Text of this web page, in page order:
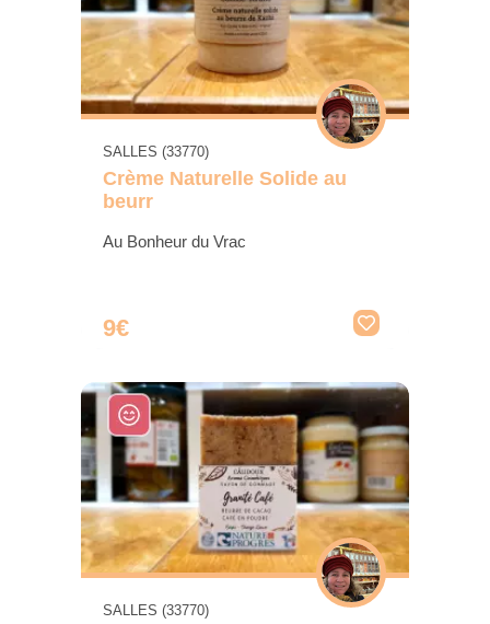
SALLES (33770)
Crème Naturelle Solide au
beurr
Au Bonheur du Vrac
9€
SALLES (33770)